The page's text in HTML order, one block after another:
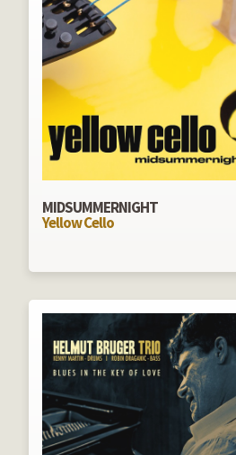
MIDSUMMERNIGHT
Yellow Cello